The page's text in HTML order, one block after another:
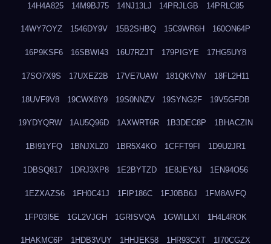
14H4A825 14M9BJ75 14NJ13LJ 14PRJLGB 14PRLC85
14WY7OYZ 1546DY9V 15B2SHBQ 15C9WR6H 160ON64P
16P9KSF6 16SBWI43 16U7RZJT 179PIGYE 17HG5UY8
17SO7X9S 17UXEZ2B 17VE7UAW 181QKVNV 18FL2H11
18UVF9V8 19CWX8Y9 19S0NNZV 19SYNG2F 19V5GFDB
19YDYQRW 1AU5Q96D 1AXWRT6R 1B3DEC8P 1BHACZIN
1BI91YFQ 1BNJXLZ0 1BR5X4KO 1CFFT9FI 1D9U2JR1
1DBSQ817 1DRJ3XP8 1E2BYTZD 1E8JEY8J 1EN94O56
1EZXAZS6 1FH0C41J 1FIP186C 1FJ0BB6J 1FM8AVFQ
1FP03I5E 1GL2VJGH 1GRISVQA 1GWILLXI 1H4L4ROK
1HAKMC6P 1HDB3VUY 1HHJEK58 1HR93CXT 1I70CGZX